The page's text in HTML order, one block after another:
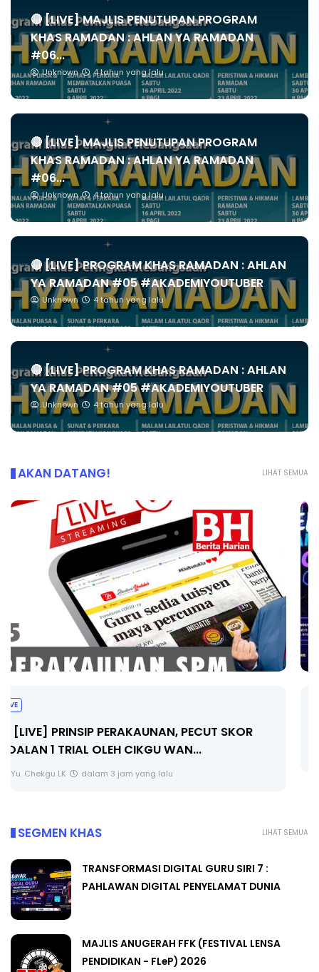
🔴 [LIVE] MAJLIS PENUTUPAN PROGRAM
KHAS RAMADAN : AHLAN YA RAMADAN
#06...
Unknown 4 tahun yang lalu
🔴 [LIVE] MAJLIS PENUTUPAN PROGRAM
KHAS RAMADAN : AHLAN YA RAMADAN
#06...
Unknown 4 tahun yang lalu
🔴 [LIVE] PROGRAM KHAS RAMADAN : AHLAN
YA RAMADAN #05 #AKADEMIYOUTUBER
Unknown 4 tahun yang lalu
🔴 [LIVE] PROGRAM KHAS RAMADAN : AHLAN
YA RAMADAN #05 #AKADEMIYOUTUBER
Unknown 4 tahun yang lalu
LIHAT SEMUA
AKAN DATANG!
TRANSFORMASI DIGITAL GURU SIRI 7 :
PAHLAWAN DIGITAL PENYELAMAT DUNIA
Unknown 4 hari yang lalu
LIHAT SEMUA
SEGMEN KHAS
TRANSFORMASI DIGITAL GURU SIRI 7 :
PAHLAWAN DIGITAL PENYELAMAT DUNIA
MAJLIS ANUGERAH FFK (FESTIVAL LENSA
PENDIDIKAN - FLeP) 2026